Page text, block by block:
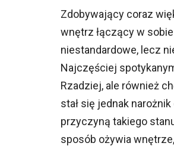
Zdobywający coraz
wnętrz łączący w
niestandardowe, lecz
Najczęściej
Rzadziej, ale również
stał się jednak
przyczyną takiego
sposób ożywia